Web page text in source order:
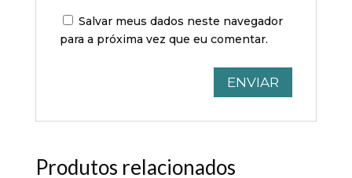
Salvar meus dados neste navegador
para a próxima vez que eu comentar.
Produtos relacionados